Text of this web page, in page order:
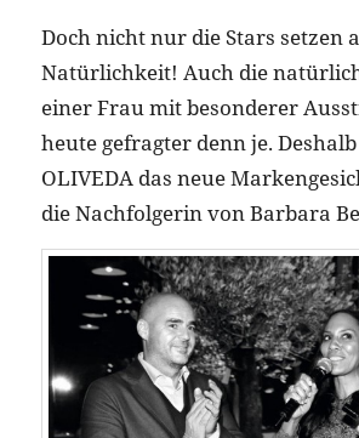
Doch nicht nur die Stars setzen
Natürlichkeit! Auch die
einer Frau mit besonderer
heute gefragter denn je.
OLIVEDA das neue
die Nachfolgerin von Barbara